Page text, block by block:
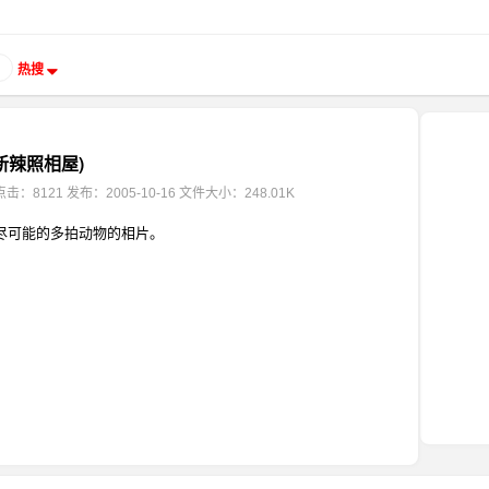
热搜
辣照相屋)
击：8121 发布：2005-10-16 文件大小：248.01K
能的多拍动物的相片。